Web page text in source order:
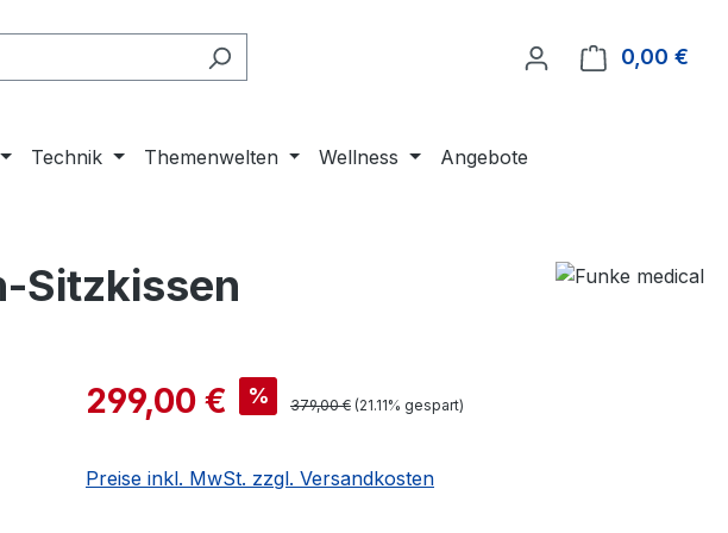
0,00 €
Technik Themenwelten Wellness Angebote
Sitzkissen
299,00 € % 379,00 € (21.11% gespart)
Preise inkl. MwSt. zzgl. Versandkosten